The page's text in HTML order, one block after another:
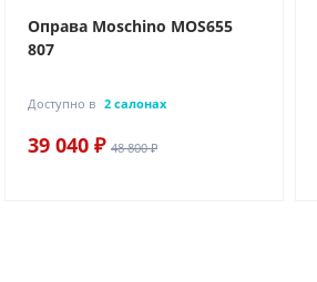
Оправа Moschino MOS655
807
Доступно в 2 салонах
39 040 ₽ 48 800 ₽